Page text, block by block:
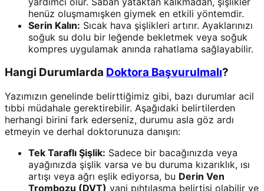
henüz oluşmamışken giymek en etkili yöntemdir.
Serin Kalın: Sıcak hava şişlikleri artırır. Ayaklarınızı
soğuk su dolu bir leğende bekletmek veya soğuk
kompres uygulamak anında rahatlama sağlayabilir.
Hangi Durumlarda Doktora Başvurulmalı?
Yazımızın genelinde belirttiğimiz gibi, bazı durumlar acil
tıbbi müdahale gerektirebilir. Aşağıdaki belirtilerden
herhangi birini fark ederseniz, durumu asla göz ardı
etmeyin ve derhal doktorunuza danışın:
Tek Taraflı Şişlik: Sadece bir bacağınızda veya
ayağınızda şişlik varsa ve bu duruma kızarıklık, ısı
artışı veya ağrı eşlik ediyorsa, bu Derin Ven
Trombozu (DVT) yani pıhtılaşma belirtisi olabilir ve